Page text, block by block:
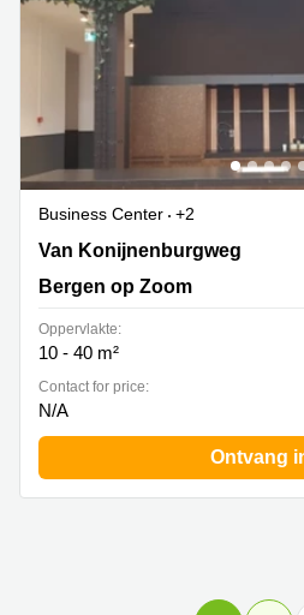
Business Center
+2
Van Konijnenburgweg 24,
Van Konijnenburgweg
Bergen op Zoom
Oppervlakte:
10 - 40 m²
Contact for price:
N/A
Ontvang